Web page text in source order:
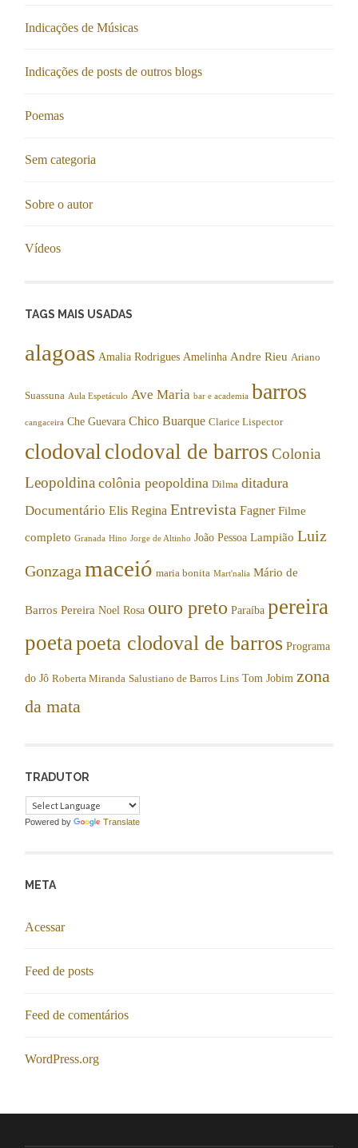
Indicações de Músicas
Indicações de posts de outros blogs
Poemas
Sem categoria
Sobre o autor
Vídeos
TAGS MAIS USADAS
alagoas Amalia Rodrigues Amelinha Andre Rieu Ariano
Suassuna Aula Espetáculo Ave Maria bar e academia barros
cangaceira Che Guevara Chico Buarque Clarice Lispector
clodoval clodoval de barros Colonia
Leopoldina colônia peopoldina Dilma ditadura
Documentário Elis Regina Entrevista Fagner Filme
completo Granada Hino Jorge de Altinho João Pessoa Lampião Luiz
Gonzaga maceió maria bonita Mart'nalia Mário de
Barros Pereira Noel Rosa ouro preto Paraíba pereira
poetapoeta clodoval de barros Programa
do Jô Roberta Miranda Salustiano de Barros Lins Tom Jobim zona
da mata
TRADUTOR
Powered by Translate
META
Acessar
Feed de posts
Feed de comentários
WordPress.org